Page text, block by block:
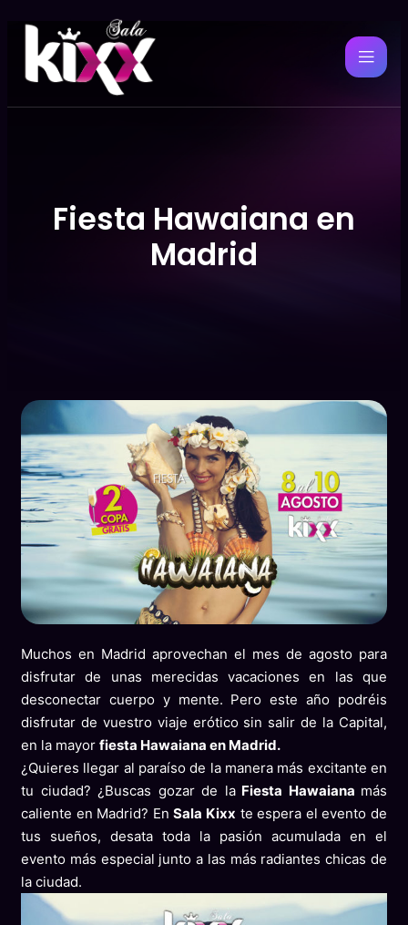
Fiesta Hawaiana en
Madrid
Muchos en Madrid aprovechan el mes de agosto para
disfrutar de unas merecidas vacaciones en las que
desconectar cuerpo y mente. Pero este año podréis
disfrutar de vuestro viaje erótico sin salir de la Capital,
en la mayor fiesta Hawaiana en Madrid.
¿Quieres llegar al paraíso de la manera más excitante en
tu ciudad? ¿Buscas gozar de laFiesta Hawaiana más
caliente en Madrid? EnSala Kixx te espera el evento de
tus sueños, desata toda la pasión acumulada en el
evento más especial junto a las más radiantes chicas de
la ciudad.